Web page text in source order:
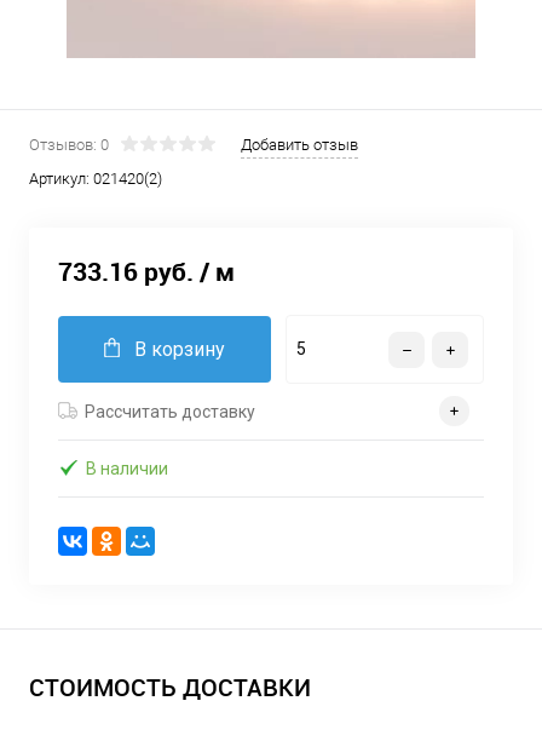
Отзывов: 0
Добавить отзыв
Артикул: 021420(2)
733.16 руб. / м
В корзину
Рассчитать доставку
В наличии
СТОИМОСТЬ ДОСТАВКИ